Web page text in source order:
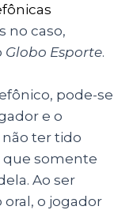
no caso,
Globo Esporte.
pode-se
e o
ter tido
que somente
Ao ser
o jogador